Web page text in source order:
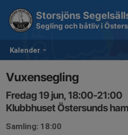
Kalender
Storsjöns
Segling och båtliv i
Vuxensegling
Fredag 19 jun, 18:00-21:00
Klubbhuset Östersunds
Samling: 18:00